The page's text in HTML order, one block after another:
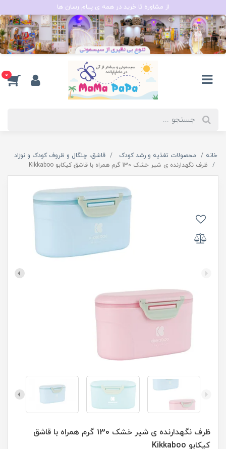
از مشاوره تا خرید در همه ی پیام رسان ها
0
خانه محصولات تغذیه و رشد کودک
قاشق، چنگال و ظروف کودک و نوزاد
ظرف نگهدارنده ی شیر خشک 130 گرم همراه با قاشق کیکابو Kikkaboo
ظرف نگهدارنده ی شیر خشک 130 گرم همراه با قاشق
کیکابو Kikkaboo